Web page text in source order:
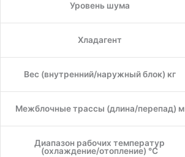
Уровень шума
Хладагент
Вес (внутренний/наружный блок) кг
Межблочные трассы (длина/перепад) м
Диапазон рабочих температур
(охлаждение/отопление) °C